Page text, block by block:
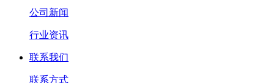
公司新闻
行业资讯
联系我们
联系方式